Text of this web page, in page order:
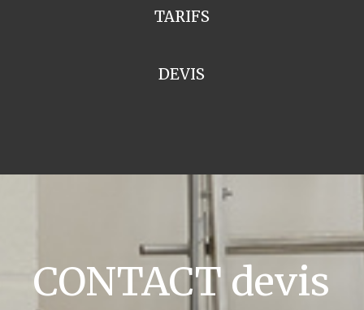
TARIFS
DEVIS
CONTACT devis